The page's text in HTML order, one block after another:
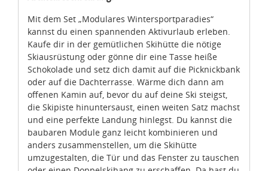
Mit dem Set „Modulares Wintersportparadies“
kannst du einen spannenden Aktivurlaub erleben.
Kaufe dir in der gemütlichen Skihütte die nötige
Skiausrüstung oder gönne dir eine Tasse heiße
Schokolade und setz dich damit auf die Picknickbank
oder auf die Dachterrasse. Wärme dich dann am
offenen Kamin auf, bevor du auf deine Ski steigst,
die Skipiste hinuntersaust, einen weiten Satz machst
und eine perfekte Landung hinlegst. Du kannst die
baubaren Module ganz leicht kombinieren und
anders zusammenstellen, um die Skihütte
umzugestalten, die Tür und das Fenster zu tauschen
oder einen Doppelskihang zu erschaffen. Da hast du